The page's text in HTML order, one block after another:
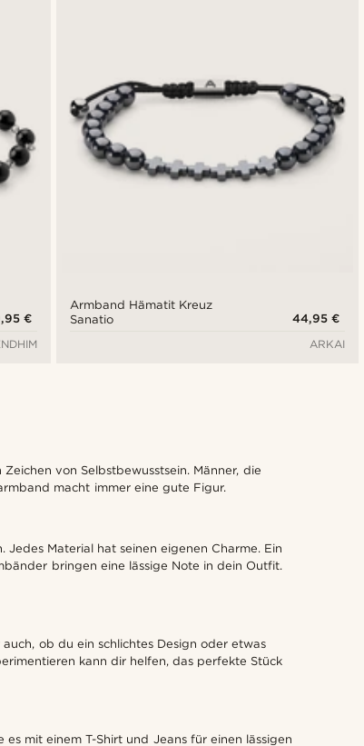
€
Armband Hämatit Kreuz
Sanatio
44,95 €
ARKAI
von Selbstbewusstsein. Männer, die
macht immer eine gute Figur.
Material hat seinen eigenen Charme. Ein
bringen eine lässige Note in dein Outfit.
ob du ein schlichtes Design oder etwas
kann dir helfen, das perfekte Stück
mit einem T-Shirt und Jeans für einen lässigen